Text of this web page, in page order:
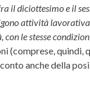
il diciottesimo e il
attività
le stesse
(comprese,
anche della